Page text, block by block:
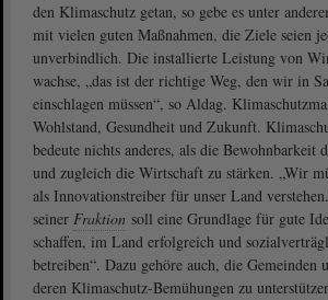
den Klimaschutz getan, so gebe es unter
mit vielen guten Maßnahmen, die Ziele seien
unverbindlich. Die installierte Leistung von
wachse, „das ist der richtige Weg, den wir in
einschlagen müssen“, so Aldag.
Wohlstand, Gesundheit und Zukunft.
bedeute nichts anderes, als die Bewohnbarkeit
und zugleich die Wirtschaft zu stärken. „Wir
als Innovationstreiber für unser Land
seiner Fraktion soll eine Grundlage für gute
schaffen, im Land erfolgreich und
betreiben“. Dazu gehöre auch, die Gemeinden
deren Klimaschutz-Bemühungen zu